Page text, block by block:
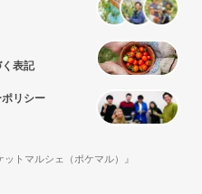
表記
リシー
トマルシェ（ポケマル）』